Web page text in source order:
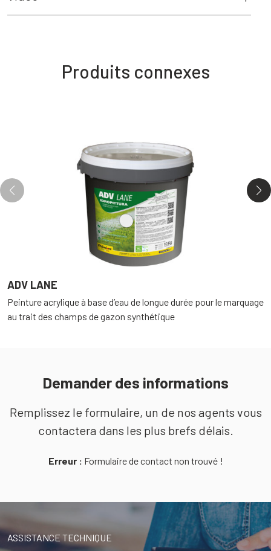
Produits connexes
ADV LANE
Peinture acrylique à base d’eau de longue durée pour le marquage
au trait des champs de gazon synthétique
Demander des informations
Remplissez le formulaire, un de nos agents vous
contactera dans les plus brefs délais.
Erreur : Formulaire de contact non trouvé !
ASSISTANCE TECHNIQUE